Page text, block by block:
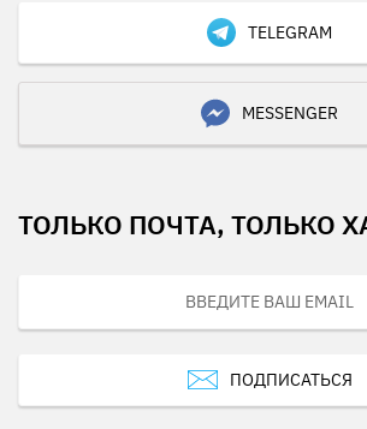
TELEGRAM
MESSENGER
ТОЛЬКО ПОЧТА, ТОЛЬКО
ПОДПИСАТЬСЯ